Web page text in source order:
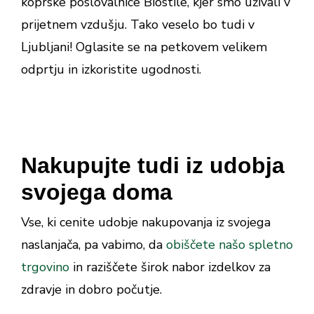
prijetnem vzdušju. Tako veselo bo tudi v
Ljubljani! Oglasite se na petkovem velikem
odprtju in izkoristite ugodnosti.
Nakupujte tudi iz udobja
svojega doma
Vse, ki cenite udobje nakupovanja iz svojega
naslanjača, pa vabimo, da obiščete našo spletno
trgovino in raziščete širok nabor izdelkov za
zdravje in dobro počutje.